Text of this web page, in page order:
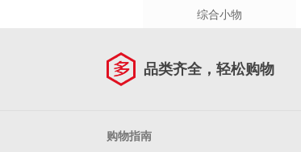
综合小物
品类齐全，轻松购物
购物指南